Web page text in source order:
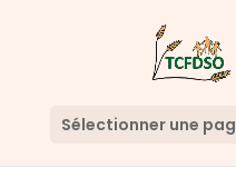
Sélectionner une